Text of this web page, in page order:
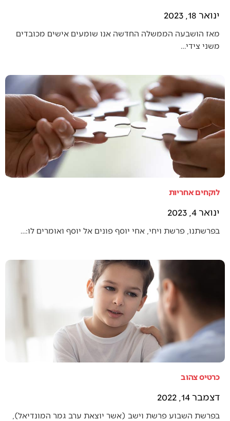
ינואר 18, 2023
מאז הושבעה הממשלה החדשה אנו שומעים אישים מכובדים
משני צידי…
לוקחים אחריות
ינואר 4, 2023
בפרשתנו, פרשת ויחי, אחי יוסף פונים אל יוסף ואומרים לו:…
כרטיס צהוב
דצמבר 14, 2022
בפרשת השבוע פרשת וישב (אשר יוצאת ערב גמר המונדיאל),